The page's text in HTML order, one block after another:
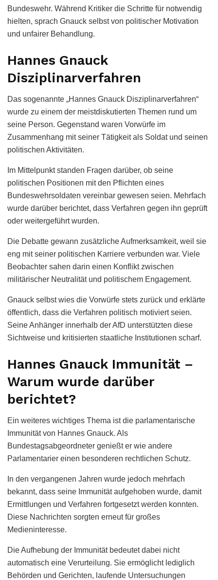
Bundeswehr. Während Kritiker die Schritte für notwendig
hielten, sprach Gnauck selbst von politischer Motivation
und unfairer Behandlung.
Hannes Gnauck
Disziplinarverfahren
Das sogenannte „Hannes Gnauck Disziplinarverfahren“
wurde zu einem der meistdiskutierten Themen rund um
seine Person. Gegenstand waren Vorwürfe im
Zusammenhang mit seiner Tätigkeit als Soldat und seinen
politischen Aktivitäten.
Im Mittelpunkt standen Fragen darüber, ob seine
politischen Positionen mit den Pflichten eines
Bundeswehrsoldaten vereinbar gewesen seien. Mehrfach
wurde darüber berichtet, dass Verfahren gegen ihn geprüft
oder weitergeführt wurden.
Die Debatte gewann zusätzliche Aufmerksamkeit, weil sie
eng mit seiner politischen Karriere verbunden war. Viele
Beobachter sahen darin einen Konflikt zwischen
militärischer Neutralität und politischem Engagement.
Gnauck selbst wies die Vorwürfe stets zurück und erklärte
öffentlich, dass die Verfahren politisch motiviert seien.
Seine Anhänger innerhalb der AfD unterstützten diese
Sichtweise und kritisierten staatliche Institutionen scharf.
Hannes Gnauck Immunität –
Warum wurde darüber
berichtet?
Ein weiteres wichtiges Thema ist die parlamentarische
Immunität von Hannes Gnauck. Als
Bundestagsabgeordneter genießt er wie andere
Parlamentarier einen besonderen rechtlichen Schutz.
In den vergangenen Jahren wurde jedoch mehrfach
bekannt, dass seine Immunität aufgehoben wurde, damit
Ermittlungen und Verfahren fortgesetzt werden konnten.
Diese Nachrichten sorgten erneut für großes
Medieninteresse.
Die Aufhebung der Immunität bedeutet dabei nicht
automatisch eine Verurteilung. Sie ermöglicht lediglich
Behörden und Gerichten, laufende Untersuchungen